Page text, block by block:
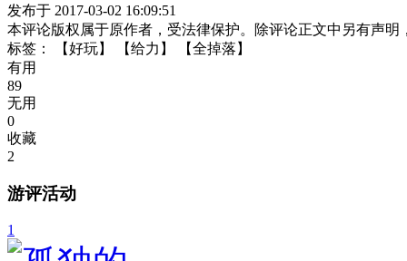
发布于 2017-03-02 16:09:51
本评论版权属于原作者，受法律保护。除评论正文中另有声
标签：
【好玩】 【给力】
【全掉落】
有用
89
无用
0
收藏
2
游评活动
1